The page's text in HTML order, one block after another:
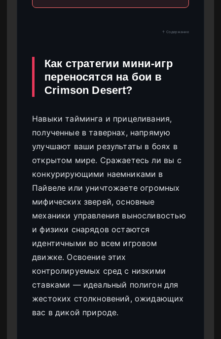
↑ Содержание
Как стратегии мини-игр
переносятся на бои в
Crimson Desert?
Навыки тайминга и прицеливания,
полученные в тавернах, напрямую
улучшают ваши результаты в боях в
открытом мире. Сражаетесь ли вы с
конкурирующими наемниками в
Пайвеле или уничтожаете огромных
мифических зверей, основные
механики управления выносливостью
и физики снарядов остаются
идентичными во всем игровом
движке. Освоение этих
контролируемых сред с низкими
ставками — идеальный полигон для
жестоких столкновений, ожидающих
вас в дикой природе.